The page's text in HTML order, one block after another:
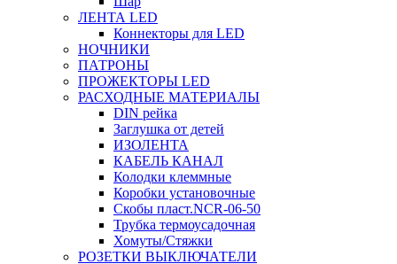
ЛЕНТА LED
Коннекторы для LED
НОЧНИКИ
ПАТРОНЫ
ПРОЖЕКТОРЫ LED
РАСХОДНЫЕ МАТЕРИАЛЫ
DIN рейка
Заглушка от детей
ИЗОЛЕНТА
КАБЕЛЬ КАНАЛ
Колодки клеммные
Коробки установочные
Скобы пласт.NCR-06-50
Трубка термоусадочная
Хомуты/Стяжки
РОЗЕТКИ ВЫКЛЮЧАТЕЛИ